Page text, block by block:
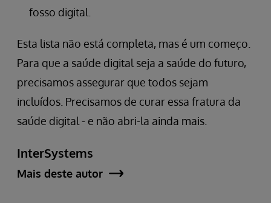
fosso digital.
Esta lista não está completa, mas é um começo.
Para que a saúde digital seja a saúde do futuro,
precisamos assegurar que todos sejam
incluídos. Precisamos de curar essa fratura da
saúde digital - e não abri-la ainda mais.
InterSystems
Mais deste autor